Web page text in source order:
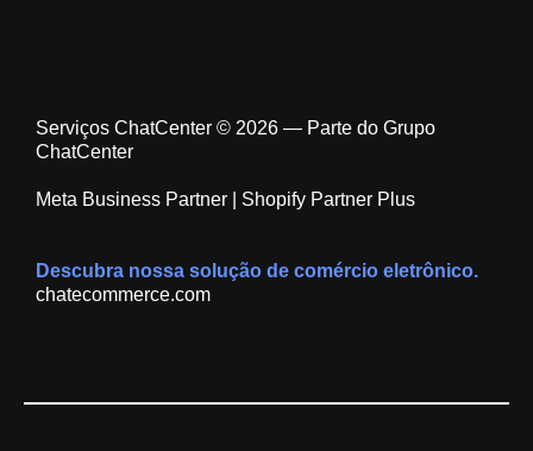
Serviços ChatCenter © 2026 — Parte do Grupo
ChatCenter
Meta Business Partner | Shopify Partner Plus
Descubra nossa solução de comércio eletrônico.
chatecommerce.com